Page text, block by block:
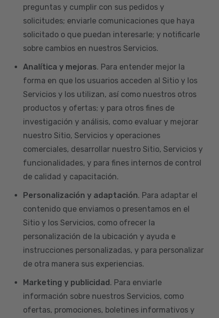
preguntas y cumplir con sus pedidos y
solicitudes; enviarle comunicaciones que haya
solicitado o que puedan interesarle; y notificarle
sobre cambios en nuestros Servicios.
Analítica y mejoras. Para entender mejor la
forma en que los usuarios acceden al Sitio y los
Servicios y los utilizan, así como nuestros otros
productos y ofertas; y para otros fines de
investigación y análisis, como evaluar y mejorar
nuestro Sitio, Servicios y operaciones
comerciales, desarrollar nuestro Sitio, Servicios y
funcionalidades, y para fines internos de control
de calidad y capacitación.
Personalización y adaptación. Para adaptar el
contenido que enviamos o presentamos en el
Sitio y los Servicios, como ofrecer la
personalización de la ubicación y ayuda e
instrucciones personalizadas, y para personalizar
de otra manera sus experiencias.
Marketing y publicidad. Para enviarle
información sobre nuestros Servicios, como
ofertas, promociones, boletines informativos y